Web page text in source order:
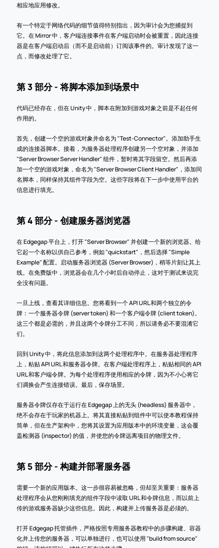
相应地应用修改。
有一个特定于网络代码的细节值得特别指出，因为审计会为您捕捉到
它。在 Mirror 中，客户端连接事件在客户端启动时会被重置，因此连接
器是在客户端启动后（而不是启动前）订阅该事件的。审计发现了这一
点，而修改处理了它。
第 3 部分 - 将脚本添加到场景中
代码已经存在，但在 Unity 中，脚本在附加到游戏对象之前是不起任何
作用的。
首先，创建一个空的游戏对象并命名为 "Test-Connector"。添加助手生
成的连接器脚本。接着，为服务器处理程序创建另一个空对象，并添加
"Server Browser Server Handler" 组件，暂时将其字段留空。然后再添
加一个空的游戏对象，命名为 "Server Browser Client Handler"，添加同
名脚本，同样保持其组件字段为空。这些字段将在下一步中使用平台的
信息进行填充。
第 4 部分 - 创建服务器浏览器
在 Edgegap 平台上，打开 "Server Browser" 并创建一个新的浏览器。给
它起一个名称以供自己参考，例如 "quickstart"，然后选择 "Simple
Example" 配置。启动服务器浏览器 (Server Browser)，稍等片刻让其上
线。在免费版中，浏览器会在几个小时后自动停止，这对于测试来说完
全没有问题。
一旦上线，查看其详细信息。您将看到一个 API URL 和两个独立的令
牌：一个服务器令牌 (server token) 和一个客户端令牌 (client token)。
这三个都是必需的，并且这两个令牌分工不同，所以请务必不要混淆它
们。
回到 Unity 中，将此信息添加到这两个处理程序中。在服务器处理程序
上，粘贴 API URL 和服务器令牌。在客户端处理程序上，粘贴相同的 API
URL 和客户端令牌。为每个处理程序使用相应的令牌，因为不小心将它
们调换会产生连接错误。最后，保存场景。
服务器令牌仅存在于运行在 Edgegap 上的无头 (headless) 服务器中，
绝不会存在于玩家的机器上。将其直接粘贴到组件中可以使本教程保持
简单，但在生产架构中，您将其设置为应用版本中的环境变量，这会覆
盖检测器 (inspector) 的值，并使您的令牌远离项目的物理文件。
第 5 部分 - 构建并部署服务器
需要一个新的应用版本。这一步很容易被忽略，但却至关重要：服务器
处理程序会从您刚刚填充的组件字段中读取 URL 和令牌信息，而以前上
传的游戏服务器缺少这些信息。因此，构建并上传服务器是必须的。
打开 Edgegap 托管插件，严格按照专用服务器教程中的步骤构建、容器
化并上传您的服务器，可以单独进行，也可以使用 "build from source"